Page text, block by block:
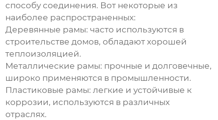
способу соединения. Вот некоторые из
наиболее распространенных:
Деревянные рамы: часто используются в
строительстве домов, обладают хорошей
теплоизоляцией.
Металлические рамы: прочные и долговечные,
широко применяются в промышленности.
Пластиковые рамы: легкие и устойчивые к
коррозии, используются в различных
отраслях.